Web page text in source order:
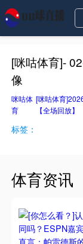
[咪咕体育]-
像
咪咕体
育
[咪咕体育
【全场回放】
标签：
体育资讯